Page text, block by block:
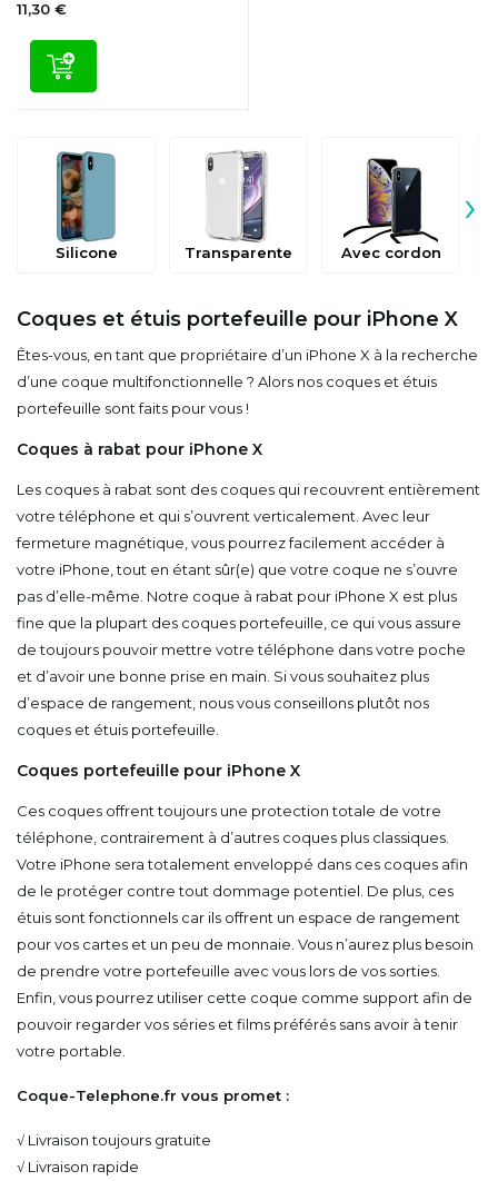
11,30 €
Silicone Transparente Avec cordon
›
Coques et étuis portefeuille pour iPhone X
Êtes-vous, en tant que propriétaire d’un iPhone X à la recherche
d’une coque multifonctionnelle ? Alors nos coques et étuis
portefeuille sont faits pour vous !
Coques à rabat pour iPhone X
Les coques à rabat sont des coques qui recouvrent entièrement
votre téléphone et qui s’ouvrent verticalement. Avec leur
fermeture magnétique, vous pourrez facilement accéder à
votre iPhone, tout en étant sûr(e) que votre coque ne s’ouvre
pas d’elle-même. Notre coque à rabat pour iPhone X est plus
fine que la plupart des coques portefeuille, ce qui vous assure
de toujours pouvoir mettre votre téléphone dans votre poche
et d’avoir une bonne prise en main. Si vous souhaitez plus
d’espace de rangement, nous vous conseillons plutôt nos
coques et étuis portefeuille.
Coques portefeuille pour iPhone X
Ces coques offrent toujours une protection totale de votre
téléphone, contrairement à d’autres coques plus classiques.
Votre iPhone sera totalement enveloppé dans ces coques afin
de le protéger contre tout dommage potentiel. De plus, ces
étuis sont fonctionnels car ils offrent un espace de rangement
pour vos cartes et un peu de monnaie. Vous n’aurez plus besoin
de prendre votre portefeuille avec vous lors de vos sorties.
Enfin, vous pourrez utiliser cette coque comme support afin de
pouvoir regarder vos séries et films préférés sans avoir à tenir
votre portable.
Coque-Telephone.fr vous promet :
√ Livraison toujours gratuite
√ Livraison rapide